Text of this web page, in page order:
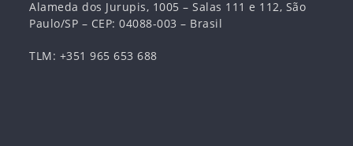
Alameda dos Jurupis, 1005 – Salas 111 e 112, São
Paulo/SP – CEP: 04088-003 – Brasil
TLM: +351 965 653 688